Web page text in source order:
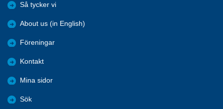
Så tycker vi
About us (in English)
Föreningar
Kontakt
Mina sidor
Sök